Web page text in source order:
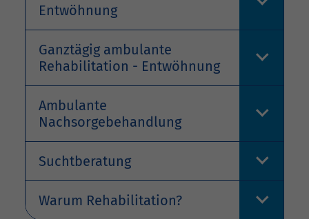
Entwöhnung
Ganztägig ambulante
Rehabilitation - Entwöhnung
Ambulante
Nachsorgebehandlung
Suchtberatung
Warum Rehabilitation?